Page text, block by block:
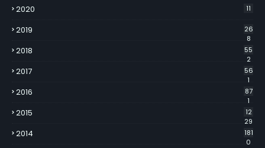
2020 11
2019
26
8
2018
55
2
2017
56
1
2016
87
1
2015
12
29
2014
181
0